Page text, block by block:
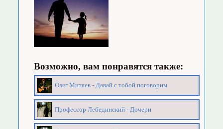
Возможно, вам понравятся также:
Олег Митяев - Давай с тобой поговорим
Профессор Лебединский - Дочери